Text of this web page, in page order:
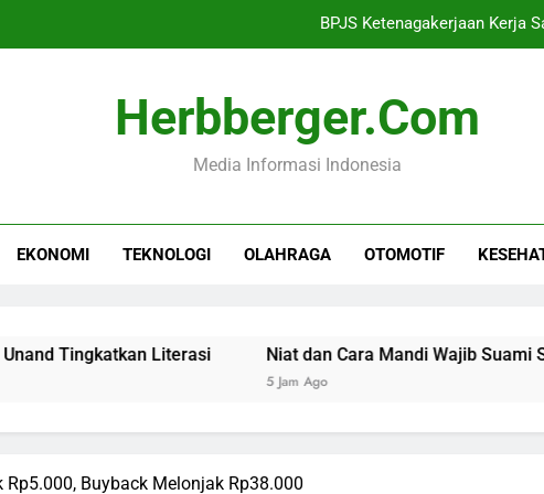
Niat dan Cara Mandi
Investasi NTB
BPJS Ketenagakerjaan Kerja
Niat dan Cara Mandi
Herbberger.com
Media Informasi Indonesia
EKONOMI TEKNOLOGI OLAHRAGA OTOMOTIF
Literasi Niat dan Cara Mandi Wajib Suami Setelah
Buyback Melonjak Rp38.000